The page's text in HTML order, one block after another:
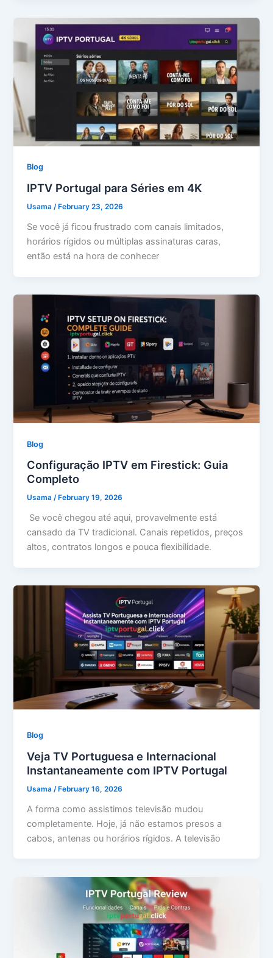
Blog
IPTV Portugal para Séries em 4K
Usama/ February 23, 2026
Se você já ficou frustrado com canais limitados,
horários rígidos ou múltiplas assinaturas caras,
então está na hora de conhecer
Blog
Configuração IPTV em Firestick: Guia
Completo
Usama/ February 19, 2026
Se você chegou até aqui, provavelmente está
cansado da TV tradicional. Canais repetidos, preços
altos, contratos longos e pouca flexibilidade.
Blog
Veja TV Portuguesa e Internacional
Instantaneamente com IPTV Portugal
Usama /February 16, 2026
A forma como assistimos televisão mudou
completamente. Hoje, já não estamos presos a
cabos, antenas ou horários rígidos. A televisão